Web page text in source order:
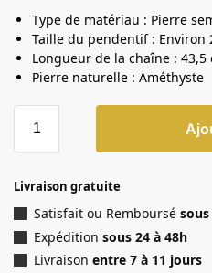
Type de matériau : Pierre
Taille du pendentif : Environ
Longueur de la chaîne : 43,5
Pierre naturelle : Améthyste
Livraison gratuite
Satisfait ou Remboursé
Expédition sous 24 à 48h
Livraison entre 7 à 11 jours